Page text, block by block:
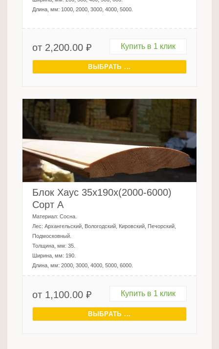
Длина, мм: 1000, 2000, 3000, 4000, 5000.
от 2,200.00 ₽ Купить в 1 клик
ВЫБРАТЬ ...
Блок Хаус 35х190х(2000-6000)
Сорт А
Материал: Сосна.
Лес: Архангельский, Вологодский, Кировский, Печорский,
Подмосковный.
Толщина, мм: 35.
Ширина, мм: 190.
Длина, мм: 2000, 3000, 4000, 5000, 6000.
от 1,100.00 ₽ Купить в 1 клик
ВЫБРАТЬ ...